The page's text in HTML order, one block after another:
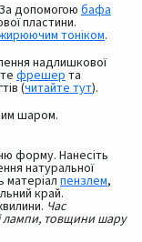
допомогою бафа
пластини.
тоніком.
надлишкової
фрешерта
(читайте тут).
шаром.
форму. Нанесіть
натуральної
матеріал пензлем,
край.
Час
лампи, товщини шару